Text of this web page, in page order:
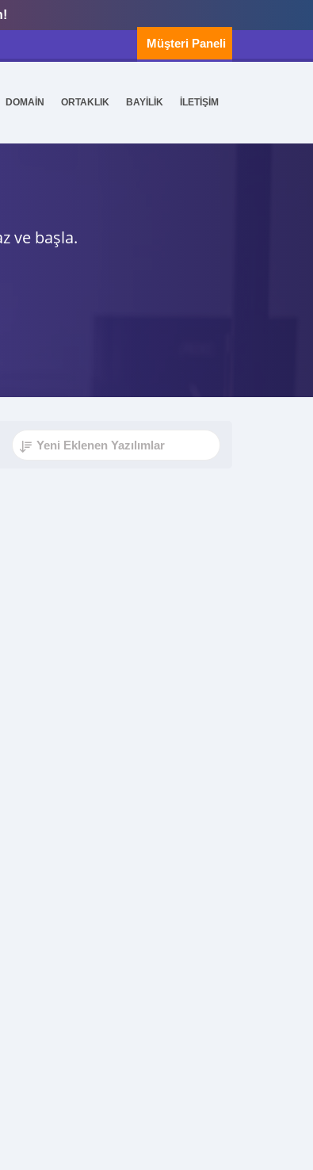
Müşteri Paneli
DOMAİN ORTAKLIK BAYİLİK İLETİŞİM
ve başla.